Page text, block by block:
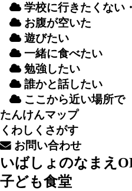
学校に行きたくない
お腹が空いた
遊びたい
一緒に食べたい
勉強したい
誰かと話したい
ここから近い場所で
たんけんマップ
くわしくさがす
お問い合わせ
いばしょのなまえ
子ども食堂